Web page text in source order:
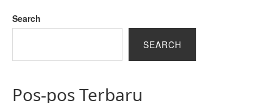
Search
SEARCH
Pos-pos Terbaru